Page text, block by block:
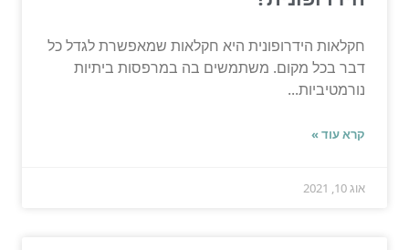
חקלאות הידרופונית היא חקלאות שמאפשרת לגדל כל
דבר בכל מקום. משתמשים בה במרפסות ביתיות
נורמטיביות...
קרא עוד »
אוג 10, 2021